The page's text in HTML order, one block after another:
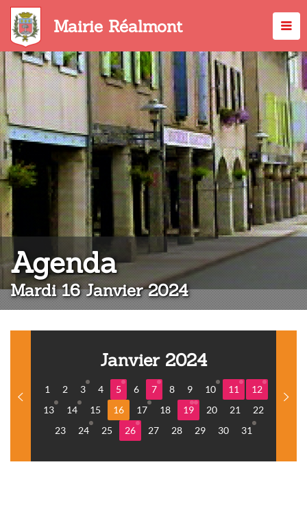
Aller
contenu
principal
Mairie Réalmont
Agenda:
Mardi 16 Janvier 2024
Janvier 2024
1 2 3 4 5 6 7 8 9 10 11
12
13
14 15 16 17 18 19 20 21
22
23
24 25 26 27 28 29 30 31